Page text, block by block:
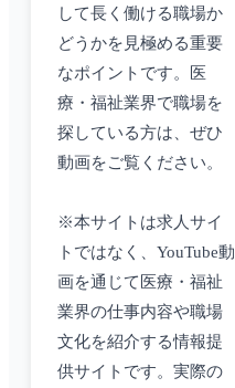
して長く働ける職場か
どうかを見極める重要
なポイントです。医
療・福祉業界で職場を
探している方は、ぜひ
動画をご覧ください。
※本サイトは求人サイ
トではなく、YouTube動
画を通じて医療・福祉
業界の仕事内容や職場
文化を紹介する情報提
供サイトです。実際の